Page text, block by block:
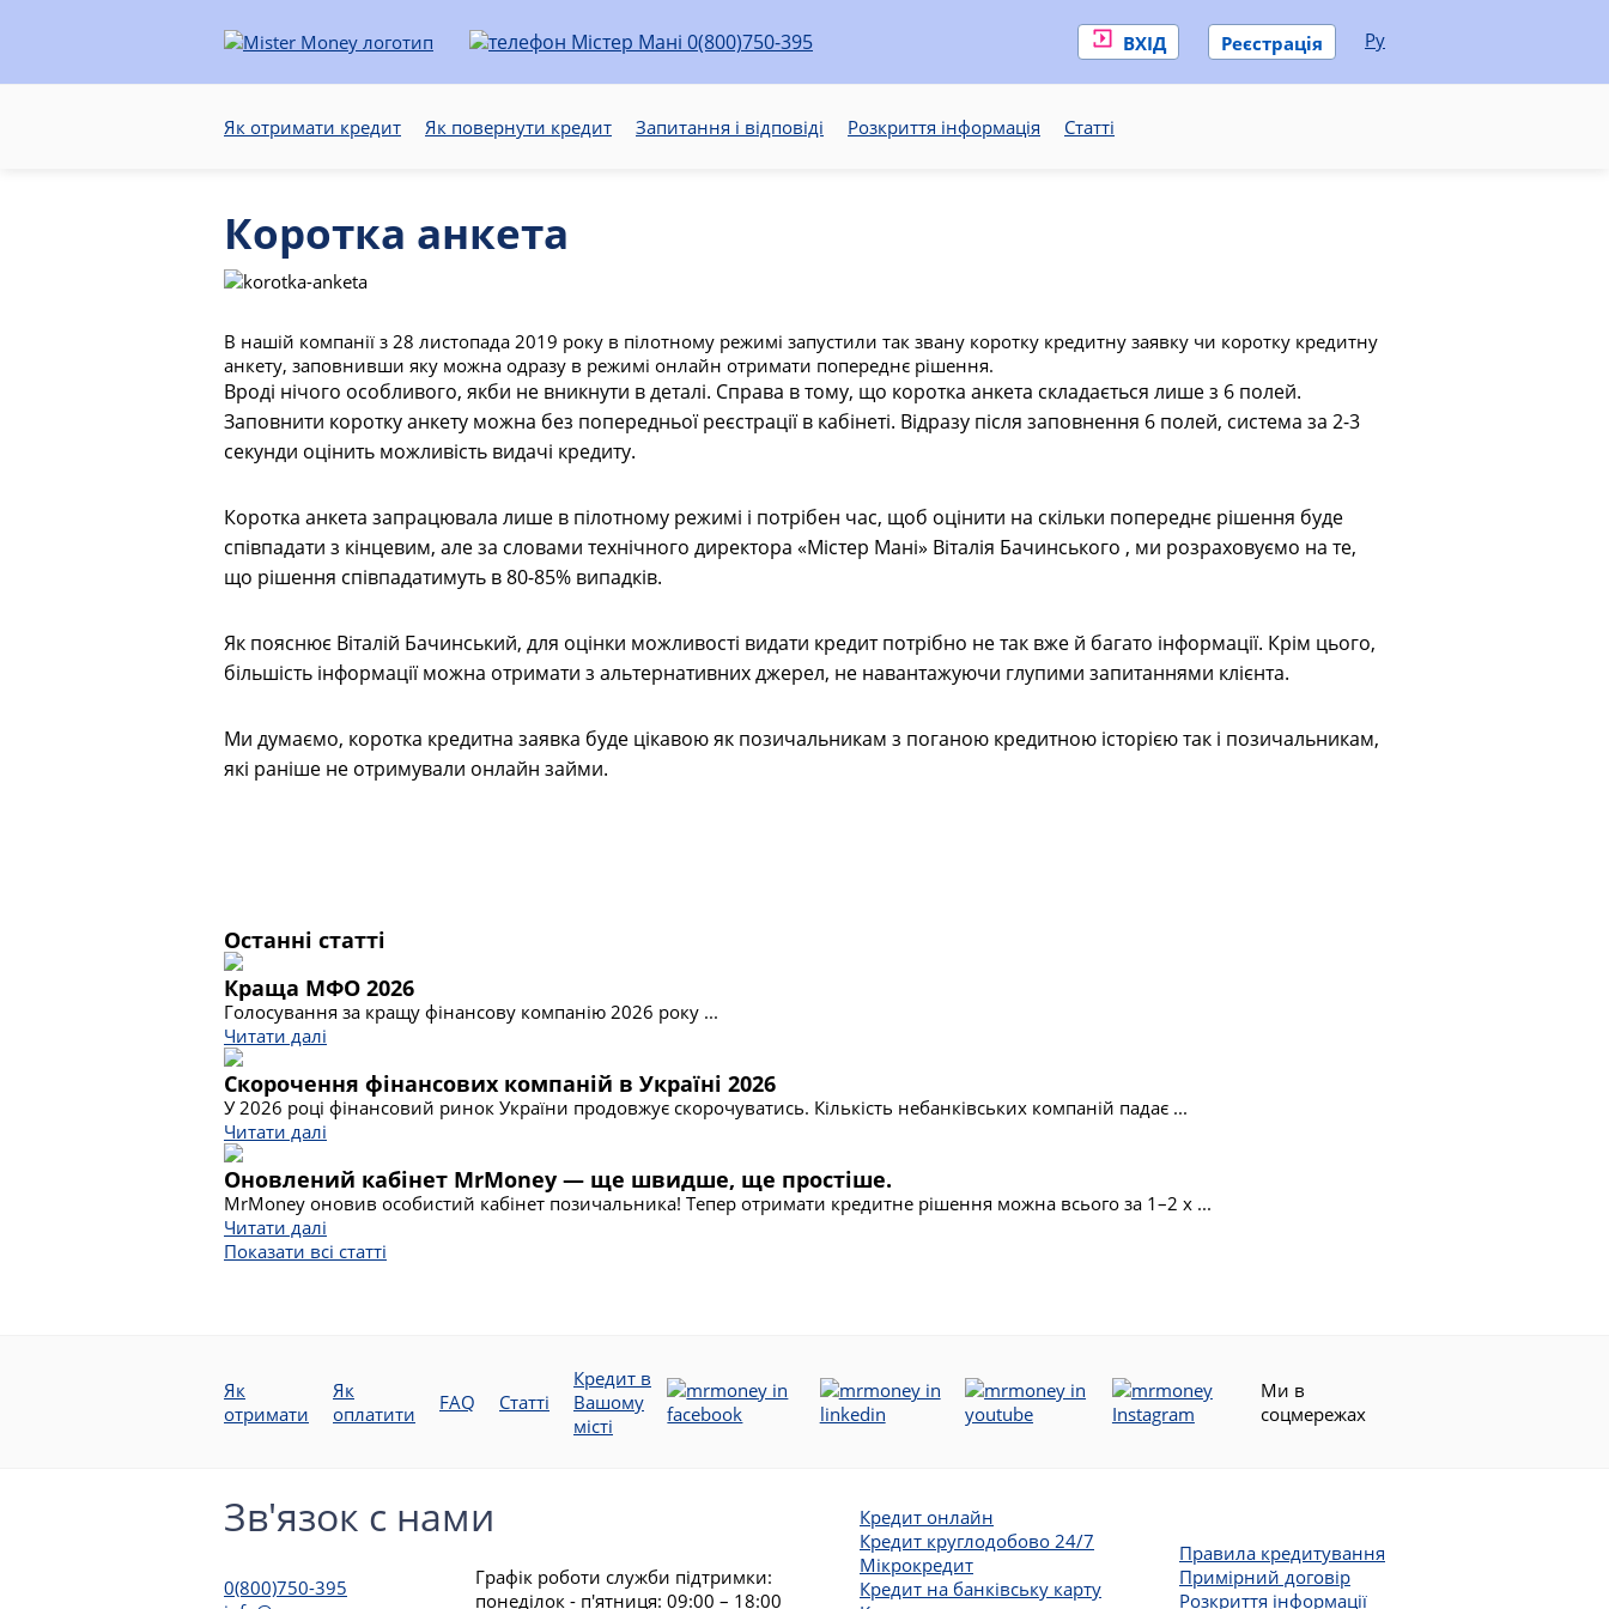
0(800)750-395 ВХІД Реєстрація Ру
Як отримати кредит Як повернути кредит Запитання і відповіді Розкриття інформація Статті
Коротка анкета
В нашій компанії з 28 листопада 2019 року в пілотному режимі запустили так звану коротку кредитну заявку чи коротку кредитну
анкету, заповнивши яку можна одразу в режимі онлайн отримати попереднє рішення.
Вроді нічого особливого, якби не вникнути в деталі. Справа в тому, що коротка анкета складається лише з 6 полей.
Заповнити коротку анкету можна без попередньої реєстрації в кабінеті. Відразу після заповнення 6 полей, система за 2-3
секунди оцінить можливість видачі кредиту.
Коротка анкета запрацювала лише в пілотному режимі і потрібен час, щоб оцінити на скільки попереднє рішення буде
співпадати з кінцевим, але за словами технічного директора «Містер Мані» Віталія Бачинського , ми розраховуємо на те,
що рішення співпадатимуть в 80-85% випадків.
Як пояснює Віталій Бачинський, для оцінки можливості видати кредит потрібно не так вже й багато інформації. Крім цього,
більшість інформації можна отримати з альтернативних джерел, не навантажуючи глупими запитаннями клієнта.
Ми думаємо, коротка кредитна заявка буде цікавою як позичальникам з поганою кредитною історією так і позичальникам,
які раніше не отримували онлайн займи.
Останні статті
Краща МФО 2026
Голосування за кращу фінансову компанію 2026 року ...
Читати далі
Скорочення фінансових компаній в Україні 2026
У 2026 році фінансовий ринок України продовжує скорочуватись. Кількість небанківських компаній падає ...
Читати далі
Оновлений кабінет MrMoney — ще швидше, ще простіше.
MrMoney оновив особистий кабінет позичальника! Тепер отримати кредитне рішення можна всього за 1–2 х ...
Читати далі
Показати всі статті
Як
отримати
Як
оплатити
FAQ Статті
Кредит в
Вашому
місті
Ми в
соцмережах
Зв'язок с нами
0(800)750-395
Графік роботи служби підтримки:
понеділок - п'ятниця: 09:00 – 18:00
Кредит онлайн
Кредит круглодобово 24/7
Мікрокредит
Кредит на банківську карту
Правила кредитування
Примірний договір
Розкриття інформації